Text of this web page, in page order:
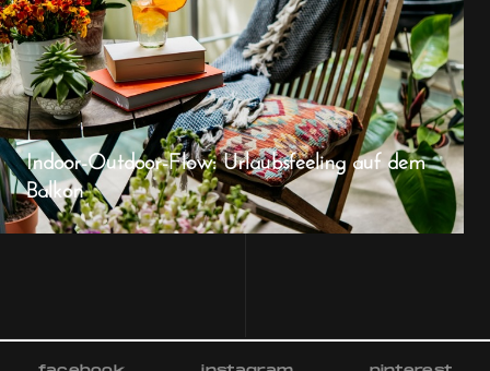
Indoor-Outdoor-Flow: Urlaubsfeeling auf dem
Balkon